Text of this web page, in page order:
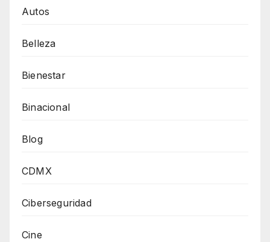
Autos
Belleza
Bienestar
Binacional
Blog
CDMX
Ciberseguridad
Cine